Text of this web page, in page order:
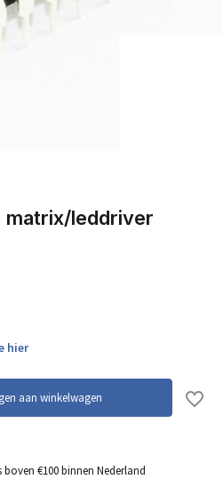
matrix/leddriver
hier
aan winkelwagen
€100 binnen Nederland